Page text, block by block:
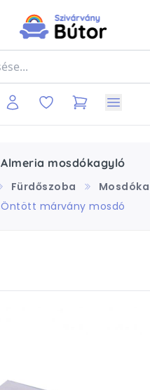
Almeria mosdókagyló
Fürdőszoba
Öntött márvány mosdó